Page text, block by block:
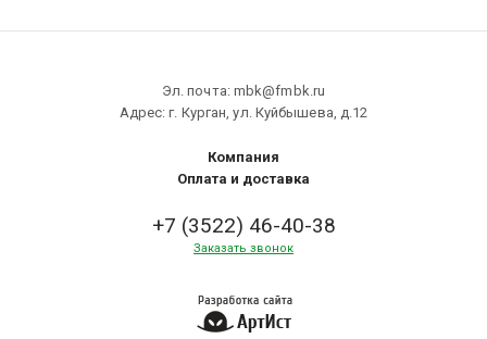
Эл. почта: mbk@fmbk.ru
Адрес: г. Курган, ул. Куйбышева, д.12
Компания
Оплата и доставка
+7 (3522) 46-40-38
Заказать звонок